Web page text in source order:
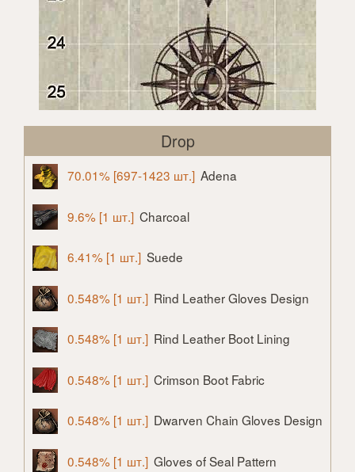
Drop
70.01% [697-1423 шт.] Adena
9.6% [1 шт.] Charcoal
6.41% [1 шт.] Suede
0.548% [1 шт.] Rind Leather Gloves Design
0.548% [1 шт.] Rind Leather Boot Lining
0.548% [1 шт.] Crimson Boot Fabric
0.548% [1 шт.] Dwarven Chain Gloves Design
0.548% [1 шт.] Gloves of Seal Pattern